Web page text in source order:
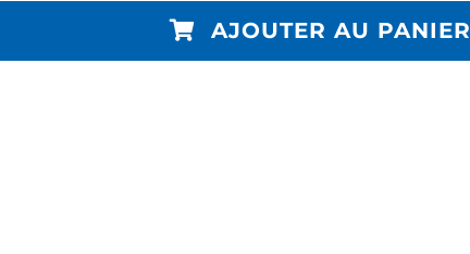
antirouille
/
AJOUTER AU PANIER